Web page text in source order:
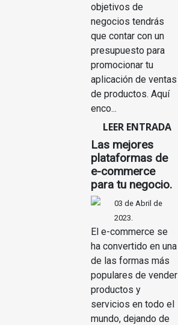
objetivos de
negocios tendrás
que contar con un
presupuesto para
promocionar tu
aplicación de ventas
de productos. Aquí
enco...
LEER ENTRADA
Las mejores
plataformas de
e-commerce
para tu negocio.
03 de Abril de
2023.
El e-commerce se
ha convertido en una
de las formas más
populares de vender
productos y
servicios en todo el
mundo, dejando de